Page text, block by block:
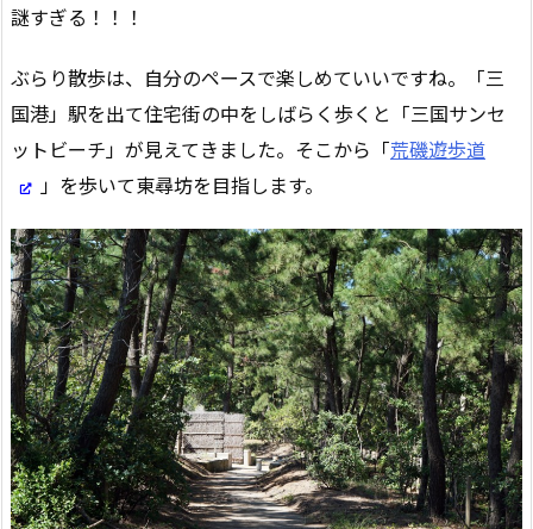
謎すぎる！！！
ぶらり散歩は、自分のペースで楽しめていいですね。「三
国港」駅を出て住宅街の中をしばらく歩くと「三国サンセ
ットビーチ」が見えてきました。そこから「荒磯遊歩道
」を歩いて東尋坊を目指します。